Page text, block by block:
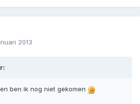
2013
ben ik nog niet gekomen